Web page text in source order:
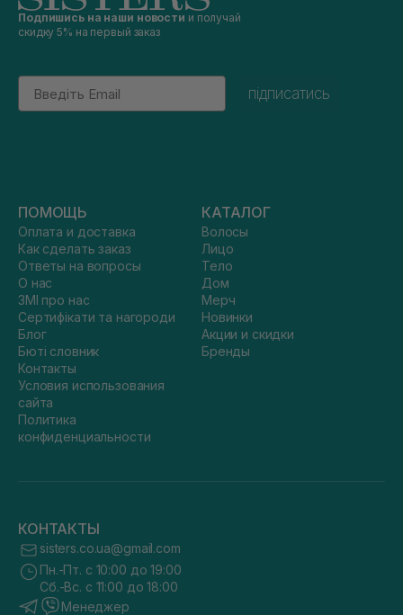
Подпишись на наши новости и получай
скидку 5% на первый заказ
Email
підписатись
ПОМОЩЬ
Оплата и доставка
Как сделать заказ
Ответы на вопросы
О нас
ЗМІ про нас
Сертифікати та нагороди
Блог
Бюті словник
Контакты
Условия использования
сайта
Политика
конфиденциальности
КАТАЛОГ
Волосы
Лицо
Тело
Дом
Мерч
Новинки
Акции и скидки
Бренды
КОНТАКТЫ
sisters.co.ua@gmail.com
Пн.-Пт. с 10:00 до 19:00
Сб.-Вс. с 11:00 до 18:00
Менеджер